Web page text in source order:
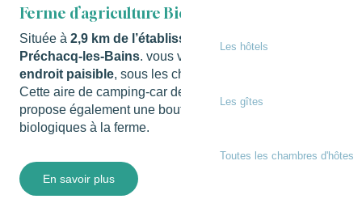
Les hôtels
Les gîtes
Toutes les chambres d'hôtes
Ferme d’agriculture Biologique
Située à 2,9 km de l’établissement thermal de
Préchacq-les-Bains. vous vous installerez dans cet
endroit paisible, sous les chênes et les noisetiers.
Cette aire de camping-car de
propose également une boutique de produits
biologiques à la ferme.
En savoir plus